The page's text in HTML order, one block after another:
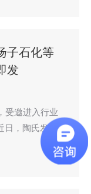
子石化等
发
受邀进入行业
日，陶氏发布